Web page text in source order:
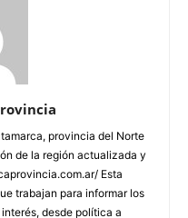
provincia del Norte
de la región actualizada y
Esta
trabajan para informar los
desde política a